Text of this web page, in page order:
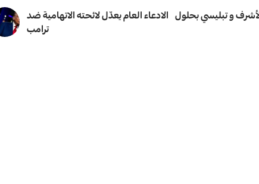
و تبليسي بحلول الادعاء العام يعدّل لائحته الاتهامية ضد
ترامب